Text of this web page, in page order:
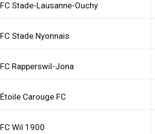
FC Stade-Lausanne-Ouchy
FC Stade Nyonnais
FC Rapperswil-Jona
Étoile Carouge FC
FC Wil 1900